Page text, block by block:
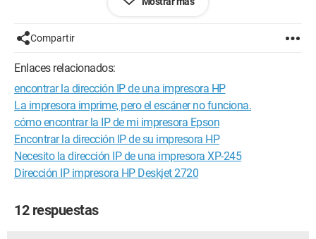
hace unos días
Configuración: Windows XP Internet Explorer 6.0
Compartir
Enlaces relacionados:
encontrar la dirección IP de una impresora HP
La impresora imprime, pero el escáner no funciona.
cómo encontrar la IP de mi impresora Epson
Encontrar la dirección IP de su impresora HP
Necesito la dirección IP de una impresora XP-245
Dirección IP impresora HP Deskjet 2720
12 respuestas